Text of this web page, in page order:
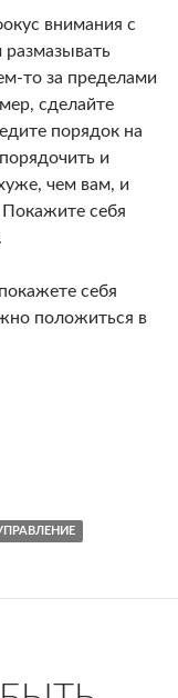
внимания с
то за пределами
сделайте
порядок на
и
чем вам, и
себя
себя
положиться в